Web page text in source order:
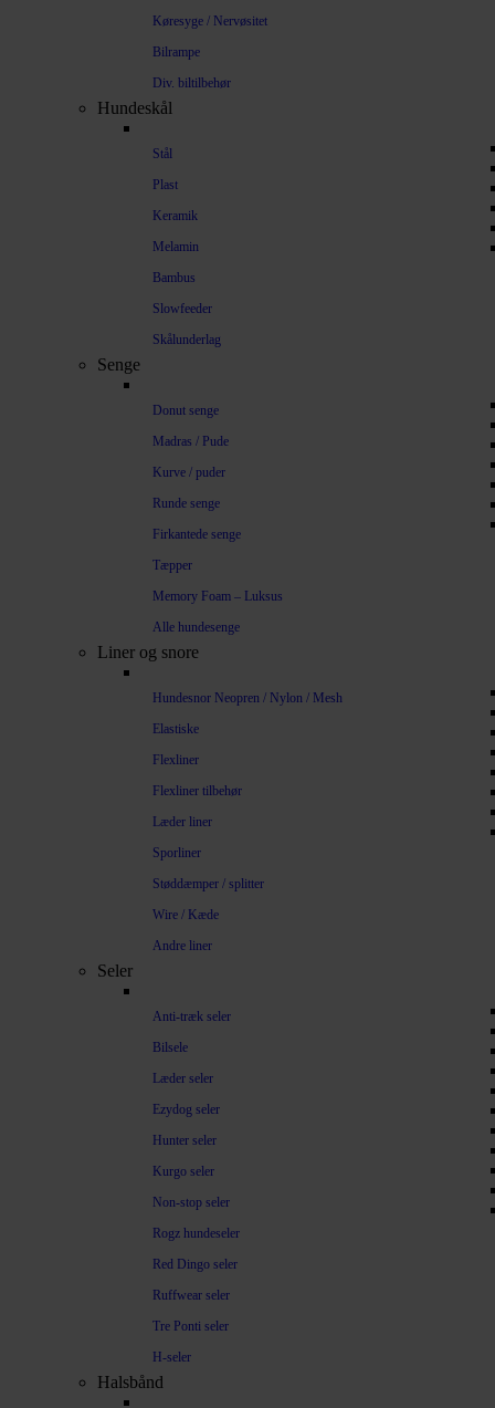
Køresyge / Nervøsitet
Bilrampe
Div. biltilbehør
Hundeskål
Stål
Plast
Keramik
Melamin
Bambus
Slowfeeder
Skålunderlag
Senge
Donut senge
Madras / Pude
Kurve / puder
Runde senge
Firkantede senge
Tæpper
Memory Foam – Luksus
Alle hundesenge
Liner og snore
Hundesnor Neopren / Nylon / Mesh
Elastiske
Flexliner
Flexliner tilbehør
Læder liner
Sporliner
Støddæmper / splitter
Wire / Kæde
Andre liner
Seler
Anti-træk seler
Bilsele
Læder seler
Ezydog seler
Hunter seler
Kurgo seler
Non-stop seler
Rogz hundeseler
Red Dingo seler
Ruffwear seler
Tre Ponti seler
H-seler
Halsbånd